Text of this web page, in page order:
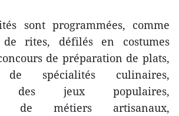
sont programmées, comme
de rites, défilés en costumes
de préparation de plats,
de spécialités culinaires,
des jeux populaires,
de métiers artisanaux,